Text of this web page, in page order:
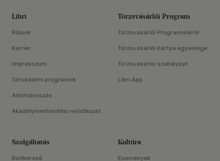
Libri
Rólunk
Karrier
Impresszum
Társadalmi programok
Adományozás
Akadálymentesítési nyilatkozat
Törzsvásárlói Program
Törzsvásárlói Programunkról
Törzsvásárlói Kártya egyenlege
Törzsvásárlói szabályzat
Libri App
Szolgáltatás
Boltkereső
Kultúra
Események